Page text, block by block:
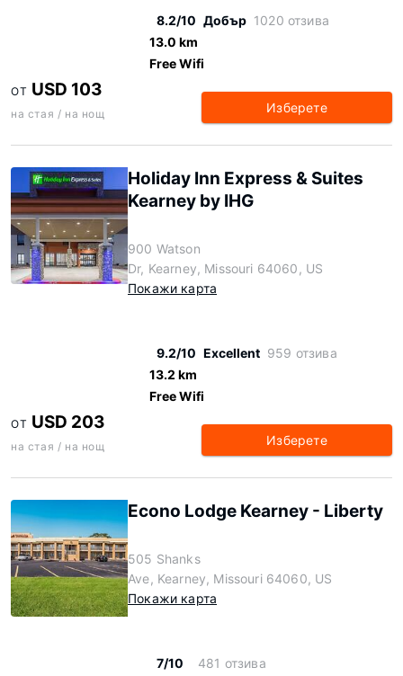
8.2/10 Добър 1020 отзива
13.0 km
Free Wifi
ОТ USD 103
на стая / на нощ Изберете
Holiday Inn Express & Suites
Kearney by IHG
900 Watson
Dr, Kearney, Missouri 64060, US
Покажи карта
9.2/10 Excellent 959 отзива
13.2 km
Free Wifi
ОТ USD 203
на стая / на нощ Изберете
Econo Lodge Kearney - Liberty
505 Shanks
Ave, Kearney, Missouri 64060, US
Покажи карта
7/10
481 отзива